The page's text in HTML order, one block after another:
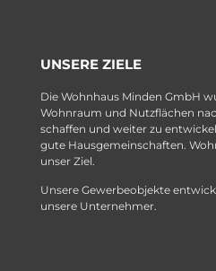
UNSERE ZIELE
Die Wohnhaus Minden GmbH
Wohnraum und Nutzflächen
schaffen und weiter zu
gute Hausgemeinschaften.
unser Ziel.
Unsere Gewerbeobjekte
unsere Unternehmer.